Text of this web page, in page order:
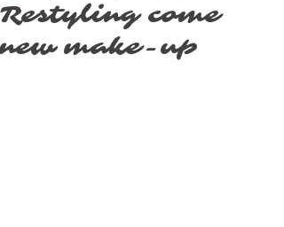
Restyling come
new make-up